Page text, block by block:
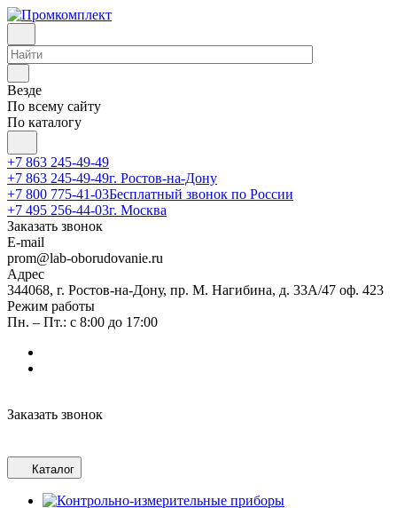
Везде
По всему сайту
По каталогу
+7 863 245-49-49
+7 863 245-49-49г. Ростов-на-Дону
+7 800 775-41-03Бесплатный звонок по России
+7 495 256-44-03г. Москва
Заказать звонок
E-mail
prom@lab-oborudovanie.ru
Адрес
344068, г. Ростов-на-Дону, пр. М. Нагибина, д. 33А/47 оф. 423
Режим работы
Пн. – Пт.: с 8:00 до 17:00
Заказать звонок
Каталог